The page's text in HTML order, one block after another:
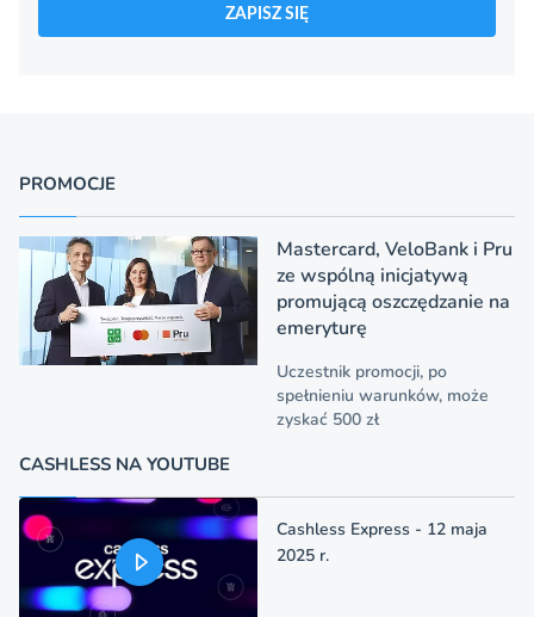
ZAPISZ SIĘ
PROMOCJE
Mastercard, VeloBank i Pru
ze wspólną inicjatywą
promującą oszczędzanie na
emeryturę
Uczestnik promocji, po
spełnieniu warunków, może
zyskać 500 zł
CASHLESS NA YOUTUBE
Cashless Express - 12 maja
2025 r.